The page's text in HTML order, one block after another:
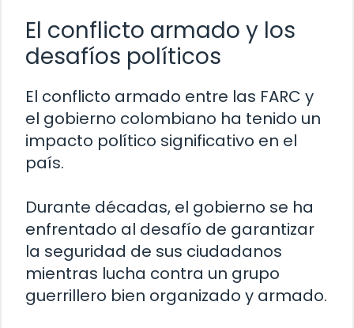
El conflicto armado y los
desafíos políticos
El conflicto armado entre las FARC y
el gobierno colombiano ha tenido un
impacto político significativo en el
país.
Durante décadas, el gobierno se ha
enfrentado al desafío de garantizar
la seguridad de sus ciudadanos
mientras lucha contra un grupo
guerrillero bien organizado y armado.